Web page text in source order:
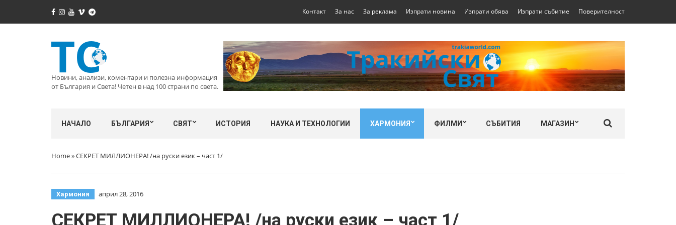
Контакт За нас За реклама Изпрати новина Изпрати обява Изпрати събитие Поверителност
Новини, анализи, коментари и полезна информация
от България и Света! Четен в над 100 страни по света.
НАЧАЛО БЪЛГАРИЯ СВЯТ ИСТОРИЯ НАУКА И ТЕХНОЛОГИИ ХАРМОНИЯ ФИЛМИ СЪБИТИЯ МАГАЗИН
Home»СЕКРЕТ МИЛЛИОНЕРА! /на руски език – част 1/
Хармония април 28, 2016
СЕКРЕТ МИЛЛИОНЕРА! /на руски език – част 1/